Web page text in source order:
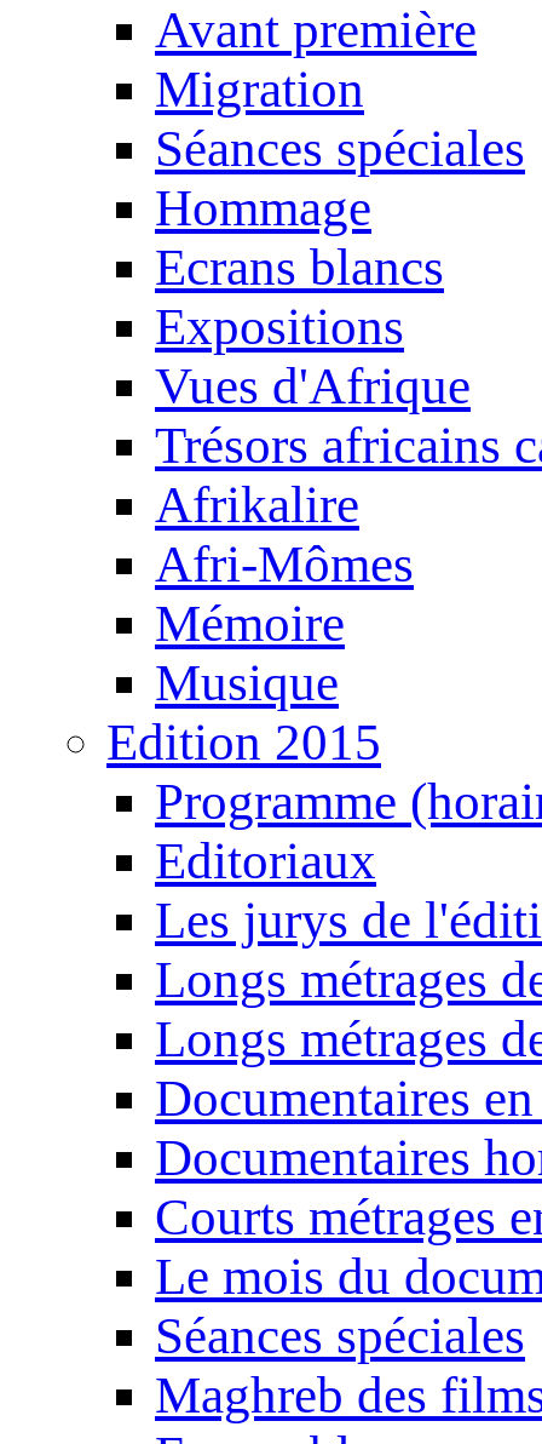
Avant première
Migration
Séances spéciales
Hommage
Ecrans blancs
Expositions
Vues d'Afrique
Trésors africains
Afrikalire
Afri-Mômes
Mémoire
Musique
Edition 2015
Programme
Editoriaux
Les jurys de
Longs métrages
Longs métrages
Documentaires
Documentaires
Courts métrages
Le mois du
Séances spéciales
Maghreb des